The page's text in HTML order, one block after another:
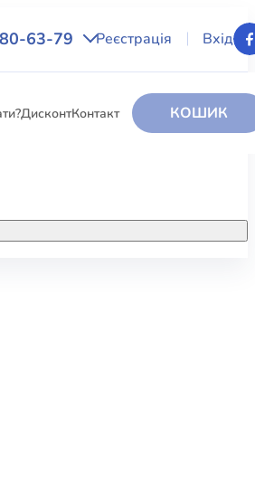
63-79 Реєстрація Вхід
ДисконтКонтакт КОШИК